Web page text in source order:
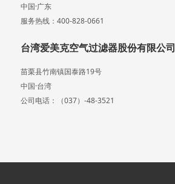
中国·广东
服务热线：400-828-0661
台湾爱美克空气过滤器股份有限公司
苗栗县竹南镇国泰路19号
中国·台湾
公司电话：（037）-48-3521